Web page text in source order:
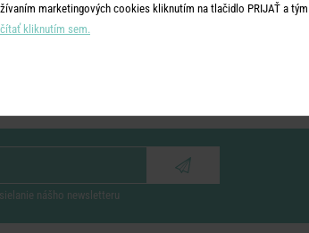
nášho newsletteru
marketingových cookies kliknutím na tlačidlo PRIJAŤ a
kliknutím sem.